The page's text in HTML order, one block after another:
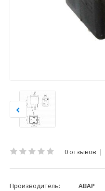
0 отзывов |
Производитель:
АВАР